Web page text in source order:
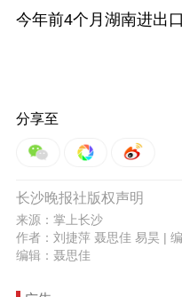
今年前4个月湖南进出
分享至
长沙晚报社版权声明
来源：掌上长沙
作者：刘捷萍 聂思佳 易昊 |
编辑：聂思佳